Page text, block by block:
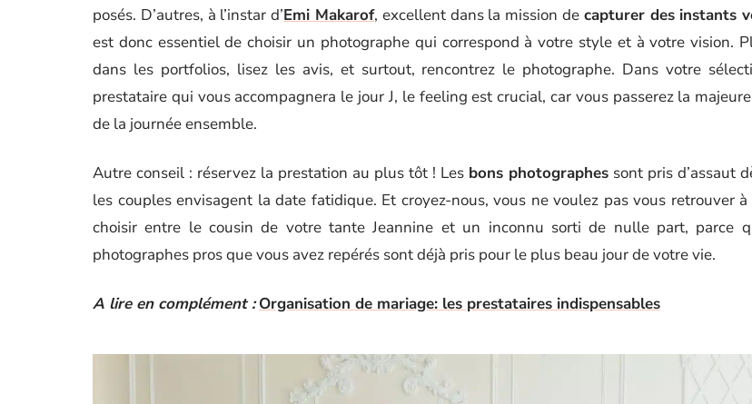
posés. D’autres, à l’instar d’Emi Makarof, excellent dans la mission de capturer des instants
est donc essentiel de choisir un photographe qui correspond à votre style et à votre vision.
dans les portfolios, lisez les avis, et surtout, rencontrez le photographe. Dans votre
prestataire qui vous accompagnera le jour J, le feeling est crucial, car vous passerez la
de la journée ensemble.
Autre conseil : réservez la prestation au plus tôt ! Les bons photographes sont pris d’assaut
les couples envisagent la date fatidique. Et croyez-nous, vous ne voulez pas vous retrouver
choisir entre le cousin de votre tante Jeannine et un inconnu sorti de nulle part, parce
photographes pros que vous avez repérés sont déjà pris pour le plus beau jour de votre vie.
A lire en complément : Organisation de mariage: les prestataires indispensables